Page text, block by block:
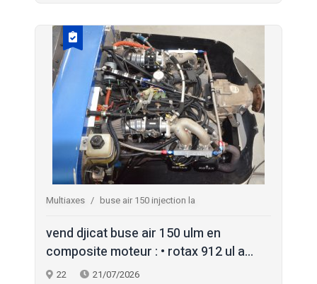
Multiaxes buse air 150 injection la
vend djicat buse air 150 ulm en
composite moteur : • rotax 912 ul a...
22 21/07/2026